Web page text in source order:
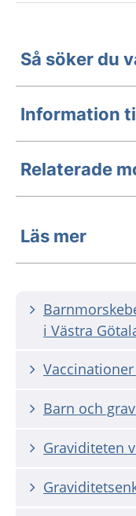
Så söker du
Information
Relaterade
Läs mer
i Västra
Barn och
Graviditeten